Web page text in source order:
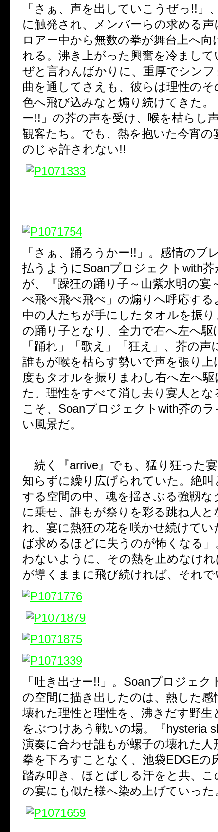
「さぁ、声を出していこうぜっ!!」
に触発され、メンバーらの求める
ロアー中から無数の拳が舞台上へ向
れる。沸き上がった興奮を冷まし
ぜと言わんばかりに、重厚でシン
曲を通してさえも、彼らは理性の
色へ飛び込みなと煽り続けてきた。
ー!!」の芥の声を受け、喉を枯らし
観客たち。でも、熱を抱いた今宵の
のじゃ許されない!!
「さぁ、踊ろうかー!!」。感情のブ
払うようにSoanプロジェクトwith
が、『躁狂の踊り子～山紫水明の宴
べ飛べ飛べ飛べ」の煽りへ呼応する
中の人たちが手にしたタオルを振
の踊り子となり、全力で右へ左へ駆
「踊れ」「歌え」「狂え」、芥の声
誰もが喉を枯らす勢いで声を張り上
度もタオルを振りまわし右へ左へ
た。理性をすべて消し去り宴人とな
こそ、Soanプロジェクトwith芥の
い風景だ。
続く『arrive』でも、猛り狂った
知らずに繰り広げられていた。絶叫
する空間の中、魂を揺さぶる強靱
に乗せ、誰もが祭りを彩る跳ね人と
れ、宴に熱狂の花を咲かせ続けてい
ば求めるほどに失うのが怖くなる
わないように、その熱を止めなけ
が導くままに飛び続ければ、それ
「吐き出せー!!」。Soanプロジェク
の空間に描き出したのは、熱した感
壊れた理性と理性を、沸きだす野生
をぶつけあう戦いの場。『hysteria
演奏に合わせ誰もが螺子の壊れた人
拳を下ろすことなく、池袋EDGEの
踏み叩き、ほとばしる汗をと共、こ
の宴にも似た様へ染め上げていった